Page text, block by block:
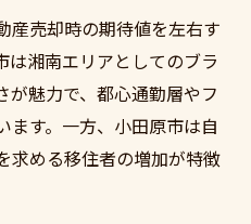
産売却時の期待値を左右す
は湘南エリアとしてのブラ
が魅力で、都心通勤層やフ
ます。一方、小田原市は自
求める移住者の増加が特徴